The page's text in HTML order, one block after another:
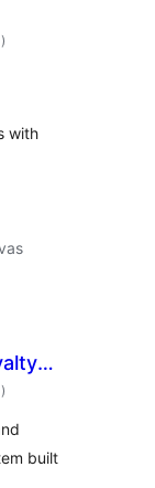
classificações
)
with
classificações
)
built